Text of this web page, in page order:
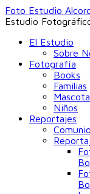
Foto Estudio
Estudio
El Estudio
Sobre
Fotografía
Books
Familias
Niños
Reportajes